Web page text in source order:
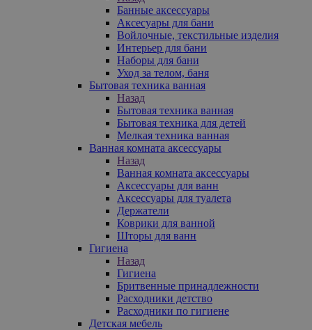
Банные аксессуары
Аксесуары для бани
Войлочные, текстильные изделия
Интерьер для бани
Наборы для бани
Уход за телом, баня
Бытовая техника ванная
Назад
Бытовая техника ванная
Бытовая техника для детей
Мелкая техника ванная
Ванная комната аксессуары
Назад
Ванная комната аксессуары
Аксессуары для ванн
Аксессуары для туалета
Держатели
Коврики для ванной
Шторы для ванн
Гигиена
Назад
Гигиена
Бритвенные принадлежности
Расходники детство
Расходники по гигиене
Детская мебель